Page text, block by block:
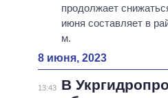
продолжает
июня составляет в
м.
8 июня, 2023
13:43
В